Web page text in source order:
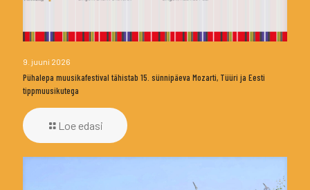
9. juuni 2026
Pühalepa muusikafestival tähistab 15. sünnipäeva Mozarti, Tüüri ja Eesti
tippmuusikutega
Loe edasi